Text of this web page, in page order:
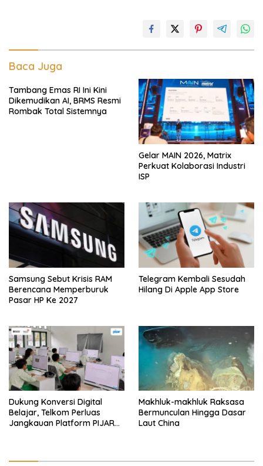
Baca Juga
Tambang Emas RI Ini Kini
Dikemudikan AI, BRMS Resmi
Rombak Total Sistemnya
Gelar MAIN 2026, Matrix
Perkuat Kolaborasi Industri
ISP
Samsung Sebut Krisis RAM
Berencana Memperburuk
Pasar HP Ke 2027
Telegram Kembali Sesudah
Hilang Di Apple App Store
Dukung Konversi Digital
Belajar, Telkom Perluas
Jangkauan Platform PIJAR
Makhluk-makhluk Raksasa
Bermunculan Hingga Dasar
Laut China